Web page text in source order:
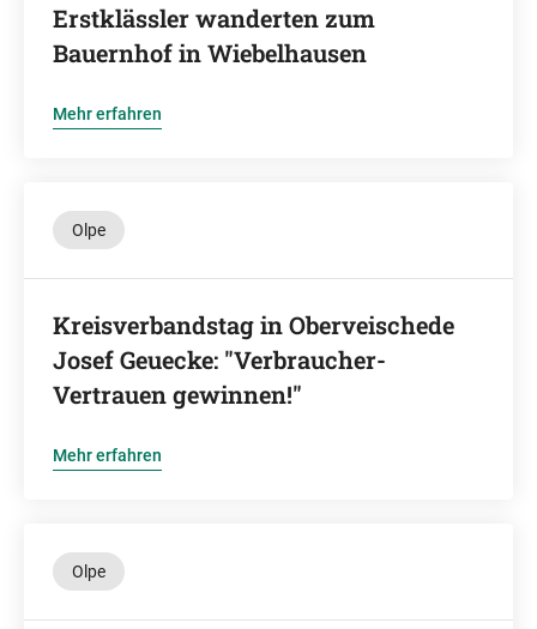
Erstklässler wanderten zum
Bauernhof in Wiebelhausen
Mehr erfahren
Olpe
Kreisverbandstag in Oberveischede
Josef Geuecke: "Verbraucher-
Vertrauen gewinnen!"
Mehr erfahren
Olpe